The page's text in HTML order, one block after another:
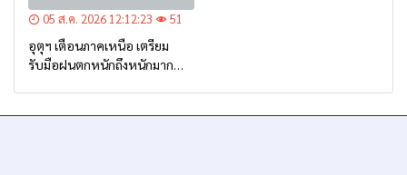
05 ส.ค. 2026 12:12:23 51
อุตุฯ เตือนภาคเหนือ เตรียม
รับมือฝนตกหนักถึงหนักมาก